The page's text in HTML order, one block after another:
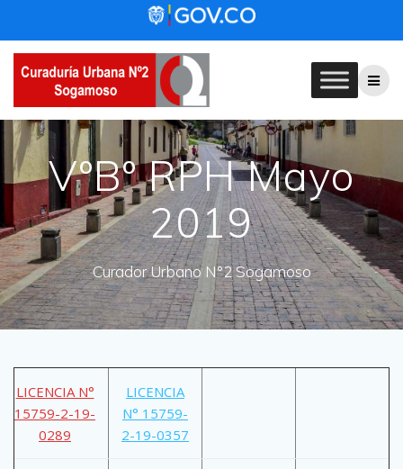
to
content
VºBº RPH Mayo
2019
Curador Urbano N°2 Sogamoso
LICENCIA N°
15759-2-19-
0289
LICENCIA
N° 15759-
2-19-0357